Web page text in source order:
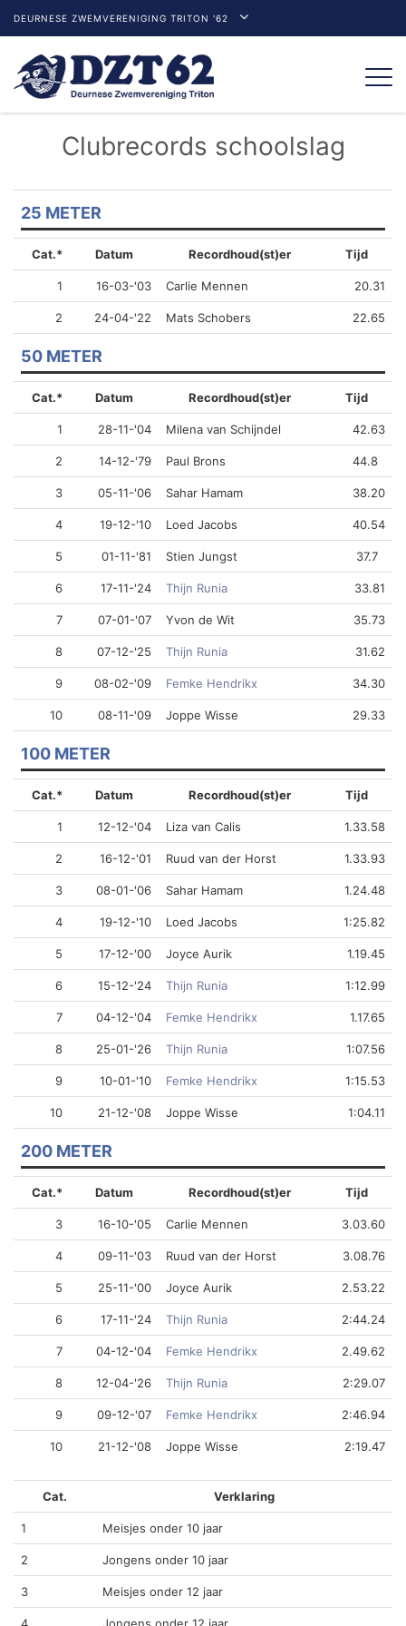
DEURNESE ZWEMVERENIGING TRITON '62
Clubrecords schoolslag
25 METER
Cat.* Datum Recordhoud(st)er Tijd
1 16-03-'03 Carlie Mennen 20.31
2 24-04-'22 Mats Schobers 22.65
50 METER
Cat.* Datum Recordhoud(st)er Tijd
1 28-11-'04 Milena van Schijndel 42.63
2 14-12-'79 Paul Brons 44.8
3 05-11-'06 Sahar Hamam 38.20
4 19-12-'10 Loed Jacobs 40.54
5 01-11-'81 Stien Jungst 37.7
6 17-11-'24 Thijn Runia 33.81
7 07-01-'07 Yvon de Wit 35.73
8 07-12-'25 Thijn Runia 31.62
9 08-02-'09 Femke Hendrikx 34.30
10 08-11-'09 Joppe Wisse 29.33
100 METER
Cat.* Datum Recordhoud(st)er Tijd
1 12-12-'04 Liza van Calis 1.33.58
2 16-12-'01 Ruud van der Horst 1.33.93
3 08-01-'06 Sahar Hamam 1.24.48
4 19-12-'10 Loed Jacobs 1:25.82
5 17-12-'00 Joyce Aurik 1.19.45
6 15-12-'24 Thijn Runia 1:12.99
7 04-12-'04 Femke Hendrikx 1.17.65
8 25-01-'26 Thijn Runia 1:07.56
9 10-01-'10 Femke Hendrikx 1:15.53
10 21-12-'08 Joppe Wisse 1:04.11
200 METER
Cat.* Datum Recordhoud(st)er Tijd
3 16-10-'05 Carlie Mennen 3.03.60
4 09-11-'03 Ruud van der Horst 3.08.76
5 25-11-'00 Joyce Aurik 2.53.22
6 17-11-'24 Thijn Runia 2:44.24
7 04-12-'04 Femke Hendrikx 2.49.62
8 12-04-'26 Thijn Runia 2:29.07
9 09-12-'07 Femke Hendrikx 2:46.94
10 21-12-'08 Joppe Wisse 2:19.47
Cat. Verklaring
1 Meisjes onder 10 jaar
2 Jongens onder 10 jaar
3 Meisjes onder 12 jaar